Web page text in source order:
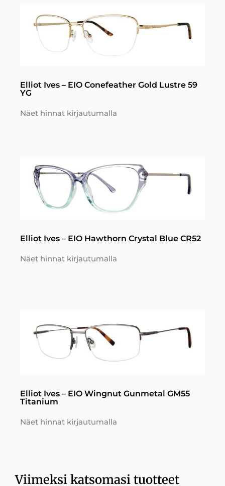
Elliot Ives – EIO Conefeather Gold Lustre 59
YG
Näet hinnat kirjautumalla
Elliot Ives – EIO Hawthorn Crystal Blue CR52
Näet hinnat kirjautumalla
Elliot Ives – EIO Wingnut Gunmetal GM55
Titanium
Näet hinnat kirjautumalla
Viimeksi katsomasi tuotteet